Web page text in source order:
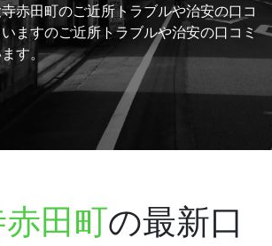
赤田町のご近所トラブルや治安の口コ
ますのご近所トラブルや治安の口コミ
す。
田町の最新口